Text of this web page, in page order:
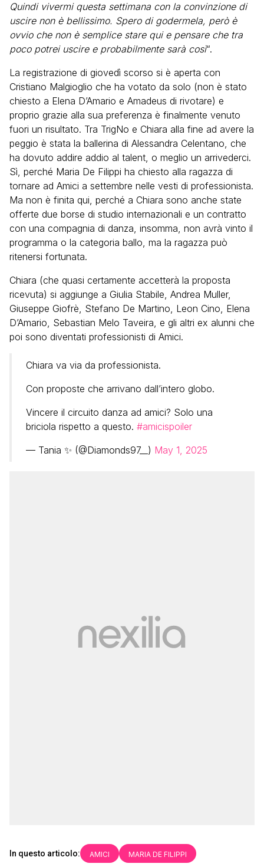
Quindi vivermi questa settimana con la convinzione di
uscire non è bellissimo. Spero di godermela, però è
ovvio che non è semplice stare qui e pensare che tra
poco potrei uscire e probabilmente sarà così“.
La registrazione di giovedì scorso si è aperta con
Cristiano Malgioglio che ha votato da solo (non è stato
chiesto a Elena D’Amario e Amadeus di rivotare) e
proprio grazie alla sua preferenza è finalmente venuto
fuori un risultato. Tra TrigNo e Chiara alla fine ad avere la
peggio è stata la ballerina di Alessandra Celentano, che
ha dovuto addire addio al talent, o meglio un arrivederci.
Sì, perché Maria De Filippi ha chiesto alla ragazza di
tornare ad Amici a settembre nelle vesti di professionista.
Ma non è finita qui, perché a Chiara sono anche state
offerte due borse di studio internazionali e un contratto
con una compagnia di danza, insomma, non avrà vinto il
programma o la categoria ballo, ma la ragazza può
ritenersi fortunata.
Chiara (che quasi certamente accetterà la proposta
ricevuta) si aggiunge a Giulia Stabile, Andrea Muller,
Giuseppe Giofrè, Stefano De Martino, Leon Cino, Elena
D’Amario, Sebastian Melo Taveira, e gli altri ex alunni che
poi sono diventati professionisti di Amici.
Chiara va via da professionista.
Con proposte che arrivano dall’intero globo.
Vincere il circuito danza ad amici? Solo una
briciola rispetto a questo. #amicispoiler
— Tania ✨ (@Diamonds97__) May 1, 2025
In questo articolo: AMICI MARIA DE FILIPPI